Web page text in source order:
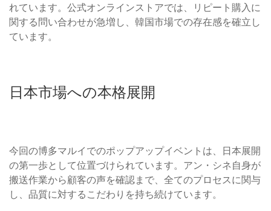
れています。公式オンラインストアでは、リピート購入に
関する問い合わせが急増し、韓国市場での存在感を確立し
ています。
日本市場への本格展開
今回の博多マルイでのポップアップイベントは、日本展開
の第一歩として位置づけられています。アン・シネ自身が
搬送作業から顧客の声を確認まで、全てのプロセスに関与
し、品質に対するこだわりを持ち続けています。